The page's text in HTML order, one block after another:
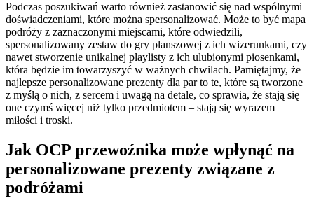
Podczas poszukiwań warto również zastanowić się nad wspólnymi
doświadczeniami, które można spersonalizować. Może to być mapa
podróży z zaznaczonymi miejscami, które odwiedzili,
spersonalizowany zestaw do gry planszowej z ich wizerunkami, czy
nawet stworzenie unikalnej playlisty z ich ulubionymi piosenkami,
która będzie im towarzyszyć w ważnych chwilach. Pamiętajmy, że
najlepsze personalizowane prezenty dla par to te, które są tworzone
z myślą o nich, z sercem i uwagą na detale, co sprawia, że stają się
one czymś więcej niż tylko przedmiotem – stają się wyrazem
miłości i troski.
Jak OCP przewoźnika może wpłynąć na
personalizowane prezenty związane z
podróżami